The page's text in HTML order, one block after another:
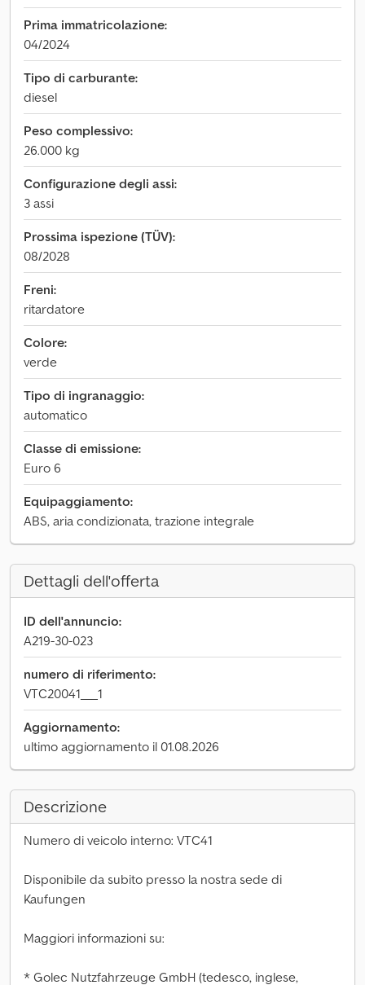
Prima immatricolazione:
04/2024
Tipo di carburante:
diesel
Peso complessivo:
26.000 kg
Configurazione degli assi:
3 assi
Prossima ispezione (TÜV):
08/2028
Freni:
ritardatore
Colore:
verde
Tipo di ingranaggio:
automatico
Classe di emissione:
Euro 6
Equipaggiamento:
ABS, aria condizionata, trazione integrale
Dettagli dell'offerta
ID dell'annuncio:
A219-30-023
numero di riferimento:
VTC20041___1
Aggiornamento:
ultimo aggiornamento il 01.08.2026
Descrizione
Numero di veicolo interno: VTC41
Disponibile da subito presso la nostra sede di
Kaufungen
Maggiori informazioni su:
* Golec Nutzfahrzeuge GmbH (tedesco, inglese,